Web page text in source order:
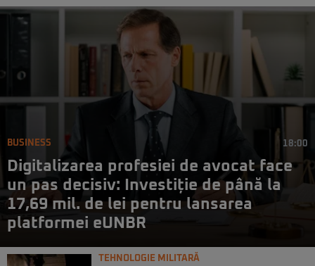
BUSINESS 18:00
Digitalizarea profesiei de avocat face
un pas decisiv: Investiție de până la
17,69 mil. de lei pentru lansarea
platformei eUNBR
TEHNOLOGIE MILITARĂ